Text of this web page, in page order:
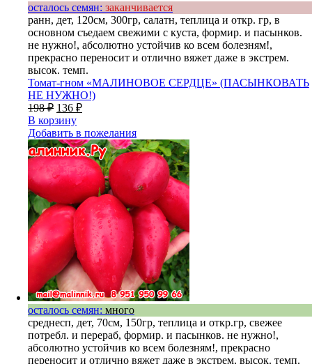
осталось семян: заканчивается
ранн, дет, 120см, 300гр, салатн, теплица и откр. гр, в
основном съедаем свежими с куста, формир. и пасынков.
не нужно!, абсолютно устойчив ко всем болезням!,
прекрасно переносит и отлично вяжет даже в экстрем.
высок. темп.
Томат-гном «МАЛИНОВОЕ СЕРДЦЕ» (ПАСЫНКОВАТЬ
НЕ НУЖНО!)
198₽ 136 ₽
В корзину
Добавить в пожелания
осталось семян: много
среднесп, дет, 70см, 150гр, теплица и откр.гр, свежее
потребл. и перераб, формир. и пасынков. не нужно!,
абсолютно устойчив ко всем болезням!, прекрасно
переносит и отлично вяжет даже в экстрем. высок. темп.